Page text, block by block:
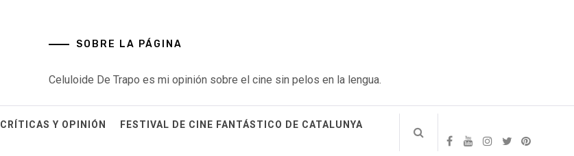
SOBRE LA PÁGINA
Celuloide De Trapo es mi opinión sobre el cine sin pelos en la lengua.
CRÍTICAS Y OPINIÓN FESTIVAL DE CINE FANTÁSTICO DE CATALUNYA